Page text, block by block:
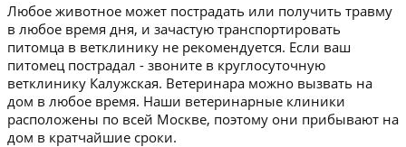
Любое животное может пострадать или получить травму
в любое время дня, и зачастую транспортировать
питомца в ветклинику не рекомендуется. Если ваш
питомец пострадал - звоните в круглосуточную
ветклинику Калужская. Ветеринара можно вызвать на
дом в любое время. Наши ветеринарные клиники
расположены по всей Москве, поэтому они прибывают на
дом в кратчайшие сроки.